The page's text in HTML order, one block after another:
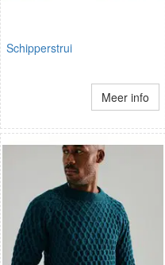
Schipperstrui
Meer info